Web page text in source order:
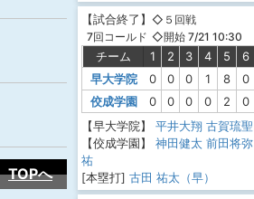
TOPへ
【試合終了】
7回コールド
◇５回戦
◇開始 7/21 10:30
チーム 1 2 3 4 5 6
早大学院
0 0 0 1 8 0
佼成学園
0 0 0 0 2 0
【早大学院】
平井大翔 古賀琉聖
【佼成学園】
神田健太 前田将弥
祐
[本塁打] 古田 祐太（早）